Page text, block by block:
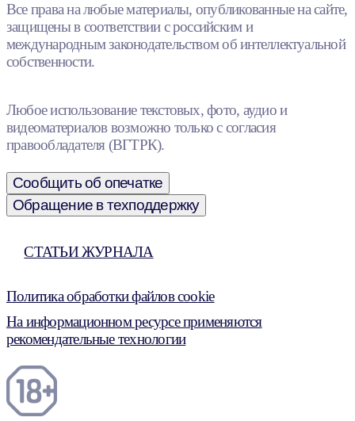
Все права на любые материалы, опубликованные на сайте,
защищены в соответствии с российским и
международным законодательством об интеллектуальной
собственности.
Любое использование текстовых, фото, аудио и
видеоматериалов возможно только с согласия
правообладателя (ВГТРК).
Сообщить об опечатке
Обращение в техподдержку
СТАТЬИ ЖУРНАЛА
Политика обработки файлов cookie
На информационном ресурсе применяются
рекомендательные технологии